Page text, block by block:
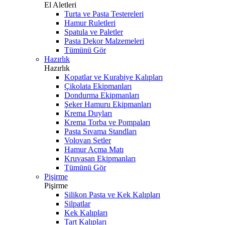
El Aletleri
Turta ve Pasta Testereleri
Hamur Ruletleri
Spatula ve Paletler
Pasta Dekor Malzemeleri
Tümünü Gör
Hazırlık
Hazırlık
Kopatlar ve Kurabiye Kalıpları
Çikolata Ekipmanları
Dondurma Ekipmanları
Şeker Hamuru Ekipmanları
Krema Duyları
Krema Torba ve Pompaları
Pasta Sıvama Standları
Volovan Setler
Hamur Açma Matı
Kruvasan Ekipmanları
Tümünü Gör
Pişirme
Pişirme
Silikon Pasta ve Kek Kalıpları
Silpatlar
Kek Kalıpları
Tart Kalıpları